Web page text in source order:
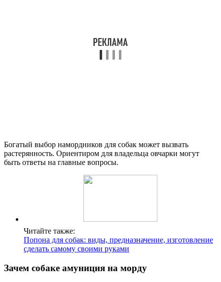
Богатый выбор намордников для собак может вызвать
растерянность. Ориентиром для владельца овчарки могут
быть ответы на главные вопросы.
Читайте также:
Попона для собак: виды, предназначение, изготовление
сделать самому своими руками
Зачем собаке амуниция на морду